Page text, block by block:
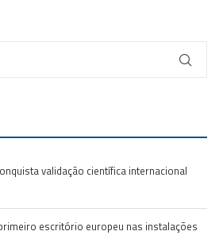
validação científica internacional
escritório europeu nas instalações